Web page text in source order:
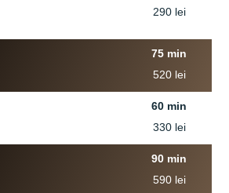
290 lei
75 min
520 lei
60 min
330 lei
90 min
590 lei